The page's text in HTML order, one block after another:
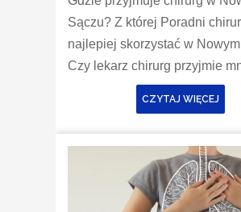
Sączu? Z której Poradni
najlepiej skorzystać w
Czy lekarz chirurg przyjmie
CZYTAJ WIĘCEJ